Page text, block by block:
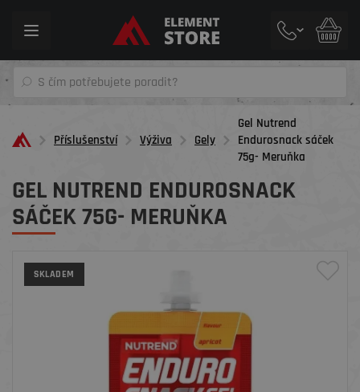
Toggle
Příslušenství Výživa Gely
Gel Nutrend
Endurosnack sáček
75g- Meruňka
GEL NUTREND ENDUROSNACK
SÁČEK 75G- MERUŇKA
SKLADEM